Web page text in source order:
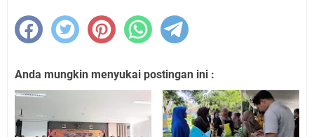
Anda mungkin menyukai postingan ini :